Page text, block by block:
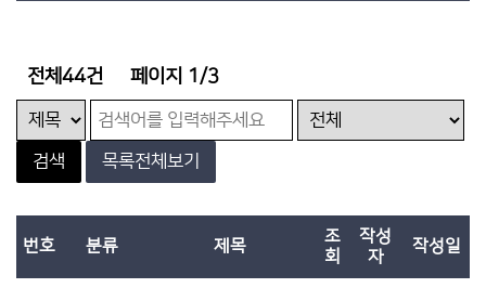
전체44건 페이지 1/3
검색 목록전체보기
번호 분류 제목
조
회
작성
자
작성일